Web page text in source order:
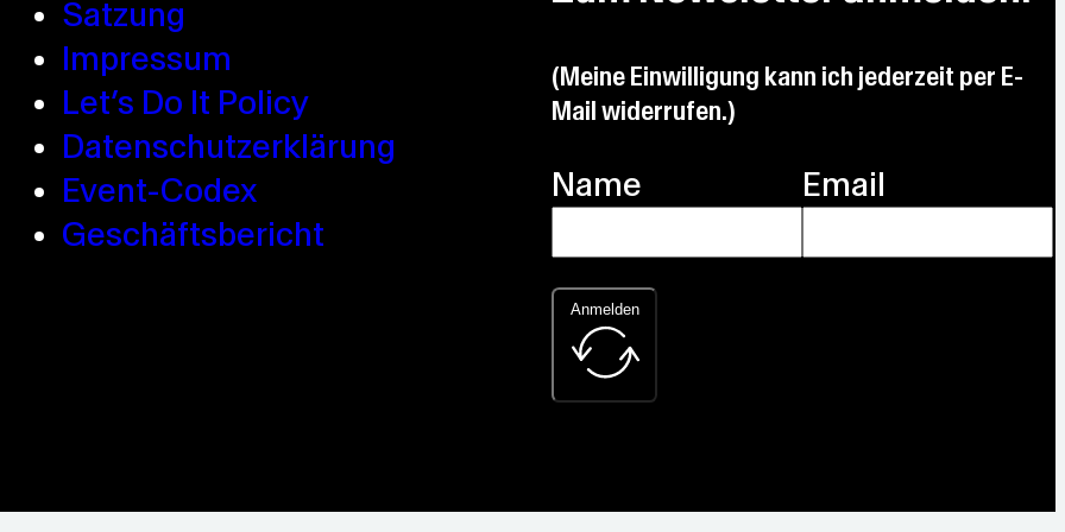
Satzung
Impressum
Let’s Do It Policy
Datenschutzerklärung
Event-Codex
Geschäftsbericht
(Meine Einwilligung kann ich jederzeit per E-
Mail widerrufen.)
Name Email
Anmelden